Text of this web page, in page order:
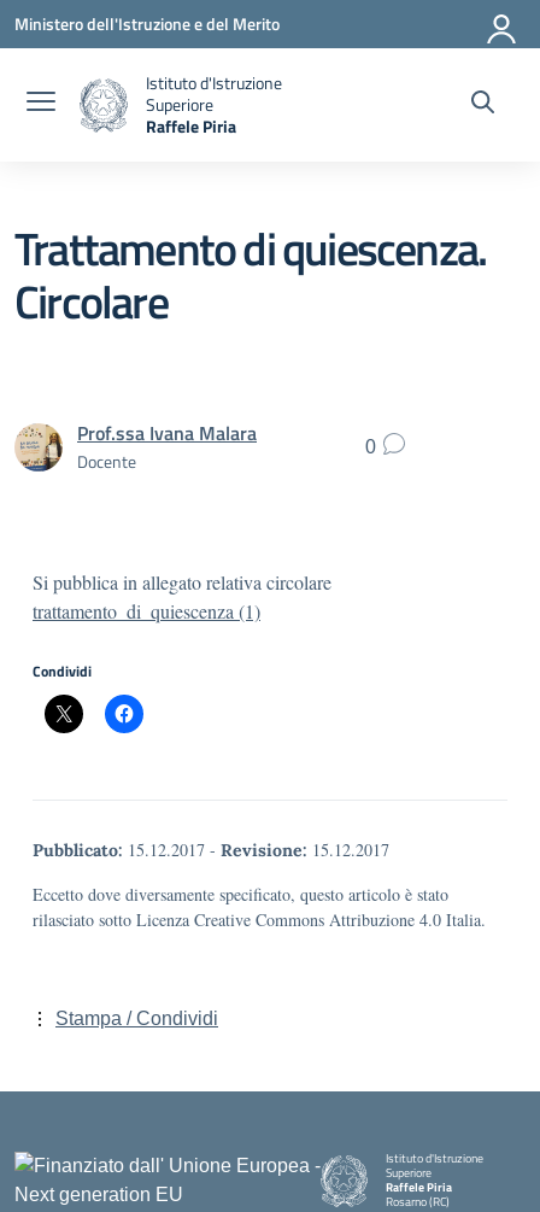
Ministero dell'Istruzione e del Merito
Istituto d'Istruzione
Superiore
Raffele Piria
Trattamento di quiescenza.
Circolare
Prof.ssa Ivana Malara
Docente
0
Si pubblica in allegato relativa circolare
trattamento_di_quiescenza (1)
Condividi
Pubblicato: 15.12.2017 - Revisione: 15.12.2017
Eccetto dove diversamente specificato, questo articolo è stato
rilasciato sotto Licenza Creative Commons Attribuzione 4.0 Italia.
Stampa / Condividi
Istituto d'Istruzione
Superiore
Raffele Piria
Rosarno (RC)